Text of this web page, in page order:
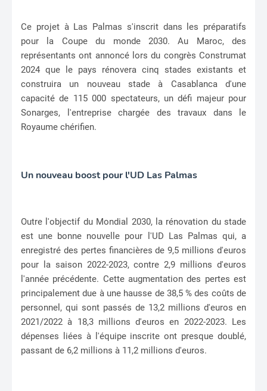
Ce projet à Las Palmas s'inscrit dans les préparatifs
pour la Coupe du monde 2030. Au Maroc, des
représentants ont annoncé lors du congrès Construmat
2024 que le pays rénovera cinq stades existants et
construira un nouveau stade à Casablanca d'une
capacité de 115 000 spectateurs, un défi majeur pour
Sonarges, l'entreprise chargée des travaux dans le
Royaume chérifien.
Un nouveau boost pour l'UD Las Palmas
Outre l'objectif du Mondial 2030, la rénovation du stade
est une bonne nouvelle pour l'UD Las Palmas qui, a
enregistré des pertes financières de 9,5 millions d'euros
pour la saison 2022-2023, contre 2,9 millions d'euros
l'année précédente. Cette augmentation des pertes est
principalement due à une hausse de 38,5 % des coûts de
personnel, qui sont passés de 13,2 millions d'euros en
2021/2022 à 18,3 millions d'euros en 2022-2023. Les
dépenses liées à l'équipe inscrite ont presque doublé,
passant de 6,2 millions à 11,2 millions d'euros.